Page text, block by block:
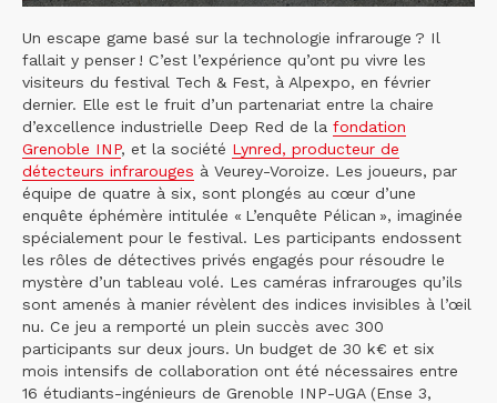
Un escape game basé sur la technologie infrarouge ? Il
fallait y penser ! C’est l’expérience qu’ont pu vivre les
visiteurs du festival Tech & Fest, à Alpexpo, en février
dernier. Elle est le fruit d’un partenariat entre la chaire
d’excellence industrielle Deep Red de la fondation
Grenoble INP, et la société Lynred, producteur de
détecteurs infrarouges à Veurey-Voroize. Les joueurs, par
équipe de quatre à six, sont plongés au cœur d’une
enquête éphémère intitulée « L’enquête Pélican », imaginée
spécialement pour le festival. Les participants endossent
les rôles de détectives privés engagés pour résoudre le
mystère d’un tableau volé. Les caméras infrarouges qu’ils
sont amenés à manier révèlent des indices invisibles à l’œil
nu. Ce jeu a remporté un plein succès avec 300
participants sur deux jours. Un budget de 30 k€ et six
mois intensifs de collaboration ont été nécessaires entre
16 étudiants-ingénieurs de Grenoble INP-UGA (Ense 3,